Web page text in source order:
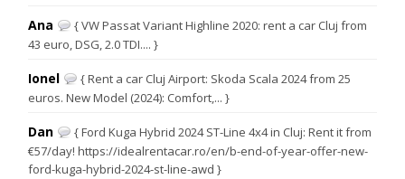
Ana
{ VW Passat Variant Highline 2020: rent a car Cluj from
43 euro, DSG, 2.0 TDI.... }
Ionel
{ Rent a car Cluj Airport: Skoda Scala 2024 from 25
euros. New Model (2024): Comfort,... }
Dan
{ Ford Kuga Hybrid 2024 ST-Line 4x4 in Cluj: Rent it from
€57/day! https://idealrentacar.ro/en/b-end-of-year-offer-new-
ford-kuga-hybrid-2024-st-line-awd }